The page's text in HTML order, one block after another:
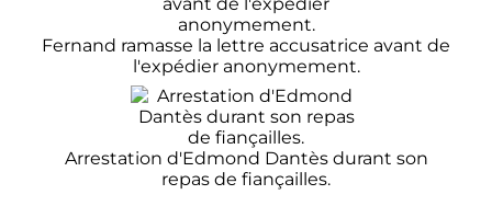
Fernand ramasse la lettre accusatrice avant de
l'expédier anonymement.
Arrestation d'Edmond Dantès durant son
repas de fiançailles.